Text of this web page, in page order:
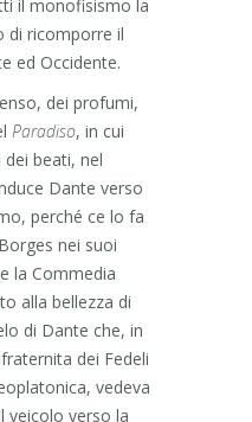
il monofisismo la
di ricomporre il
ed Occidente.
dei profumi,
Paradiso, in cui
dei beati, nel
Dante verso
perché ce lo fa
nei suoi
la Commedia
alla bellezza di
di Dante che, in
dei Fedeli
vedeva
veicolo verso la